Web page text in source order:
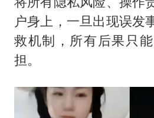
户身上，一旦出现误发
救机制，所有后果只
担。